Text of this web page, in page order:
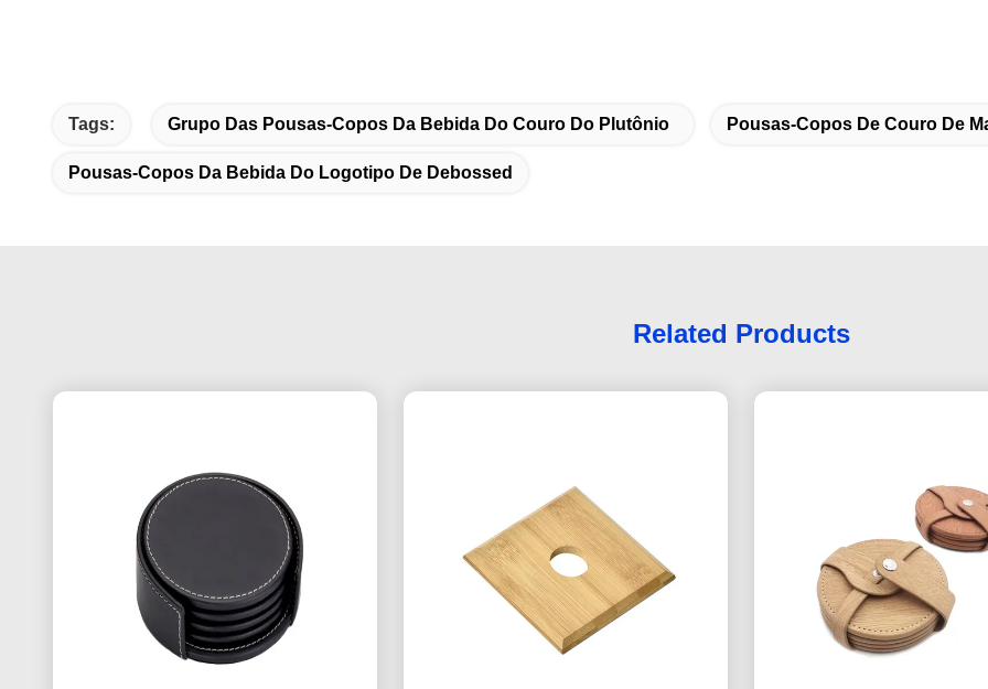
Tags: Grupo Das Pousas-Copos Da Bebida Do Couro Do Plutônio Pousas-Copos De Couro De
Pousas-Copos Da Bebida Do Logotipo De Debossed
Related Products